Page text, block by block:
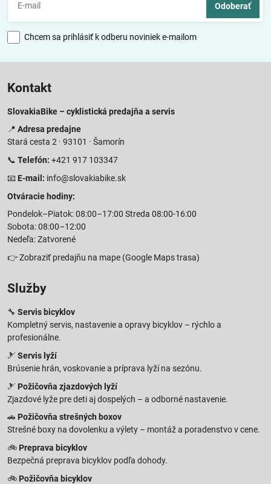
Odoberať
Chcem sa prihlásiť k odberu noviniek e-mailom
Kontakt
SlovakiaBike – cyklistická predajňa a servis
📍 Adresa predajne
Stará cesta 2 · 93101 · Šamorín
📞 Telefón: +421 917 103347
📧 E-mail: info@slovakiabike.sk
Otváracie hodiny:
Pondelok–Piatok: 08:00–17:00 Streda 08:00-16:00
Sobota: 08:00–12:00
Nedeľa: Zatvorené
👉Zobraziť predajňu na mape (Google Maps trasa)
Služby
🔧 Servis bicyklov
Kompletný servis, nastavenie a opravy bicyklov – rýchlo a
profesionálne.
🎿 Servis lyží
Brúsenie hrán, voskovanie a príprava lyží na sezónu.
🎿 Požičovňa zjazdových lyží
Zjazdové lyže pre deti aj dospelých – a odborné nastavenie.
🚗 Požičovňa strešných boxov
Strešné boxy na dovolenku a výlety – montáž a poradenstvo v cene.
🚲 Preprava bicyklov
Bezpečná preprava bicyklov podľa dohody.
🚲 Požičovňa bicyklov